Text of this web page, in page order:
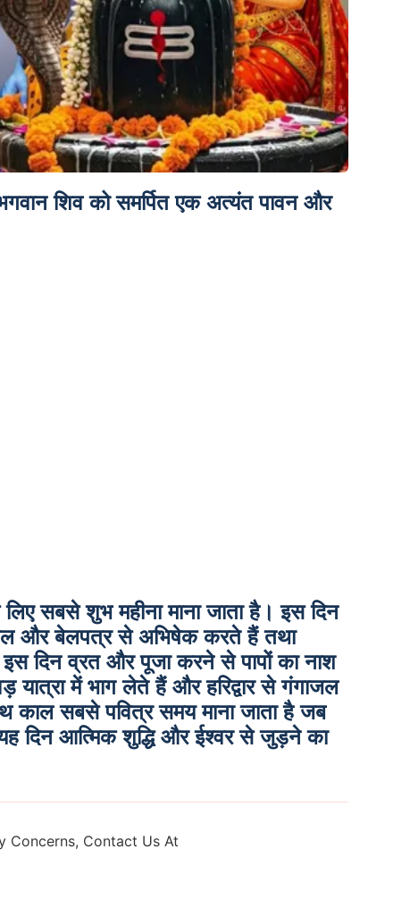
शिव को समर्पित एक अत्यंत पावन और
सबसे शुभ महीना माना जाता है। इस दिन
और बेलपत्र से अभिषेक करते हैं तथा
दिन व्रत और पूजा करने से पापों का नाश
यात्रामें भाग लेते हैं और हरिद्वार से गंगाजल
कालसबसे पवित्र समय माना जाता है जब
दिन आत्मिक शुद्धि और ईश्वर से जुड़ने का
Concerns, Contact Us At